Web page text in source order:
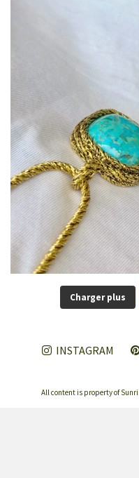
Charger plus
INSTAGRAM
All content is property of